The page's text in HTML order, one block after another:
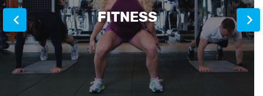
FITNESS